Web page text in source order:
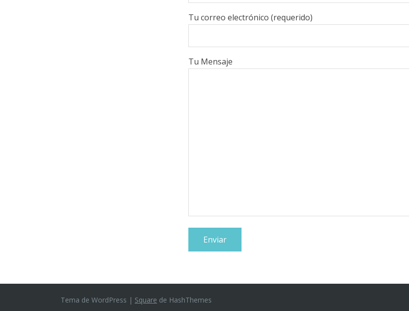
Tu correo electrónico (requerido)
Tu Mensaje
Tema de WordPress | Square de HashThemes